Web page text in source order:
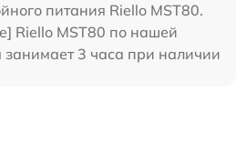
питания Riello MST80.
Riello MST80 по нашей
занимает 3 часа при наличии